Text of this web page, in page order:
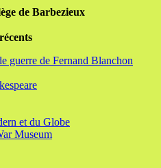
de Barbezieux
guerre de Fernand Blanchon
et du Globe
Museum